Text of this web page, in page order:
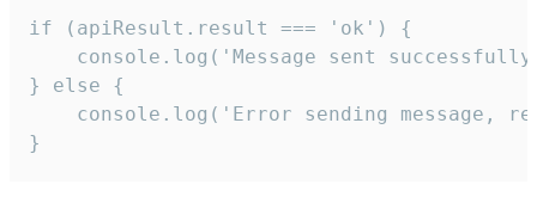
if (apiResult.result === 'ok') {
console.log('Message sent
} else {
console.log('Error sending message,
}